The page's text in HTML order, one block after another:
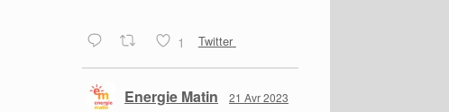
1 Twitter
Energie Matin 21 Avr 2023